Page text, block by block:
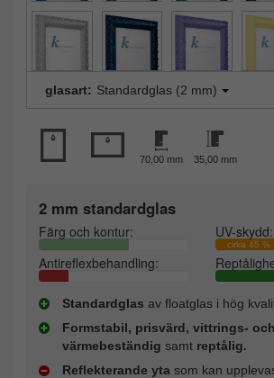
glasart: Standardglas (2 mm)
70,00 mm 35,00 mm
2 mm standardglas
Färg och kontur: UV-skydd:
cirka 45 %
Antireflexbehandling:
Standardglas av floatglas i hög
Formstabil, prisvärd, vittrings- och
värmebeständig samt reptålig.
Reflekterande yta som kan